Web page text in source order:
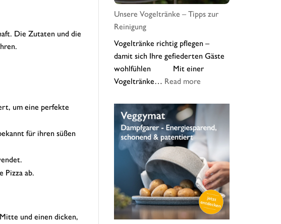
Die Zutaten und die
um eine perfekte
für ihren süßen
Pizza ab.
und einen dicken,
Unsere Vogeltränke – Tipps zur
Reinigung
Vogeltränke richtig pflegen –
damit sich Ihre gefiederten Gäste
wohlfühlen Mit einer
Vogeltränke… Read more:
Vogeltränke
Tipps
zur
Reinigung